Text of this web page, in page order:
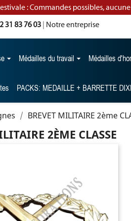
: Commandes possibles,
31 83 76 03 | Notre entreprise
Médailles du travail Médailles
PACKS: MEDAILLE + BARRETTE
BREVET MILITAIRE 2ème
2ÈME CLASSE